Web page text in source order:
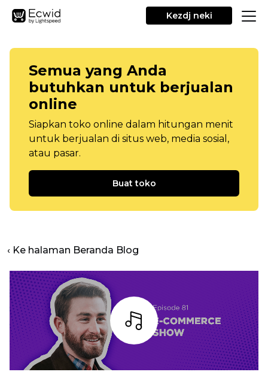
Kezdj neki
Semua yang Anda
butuhkan untuk berjualan
online
Siapkan toko online dalam hitungan menit
untuk berjualan di situs web, media sosial,
atau pasar.
Buat toko
‹ Ke halaman Beranda Blog
Mendengarkan